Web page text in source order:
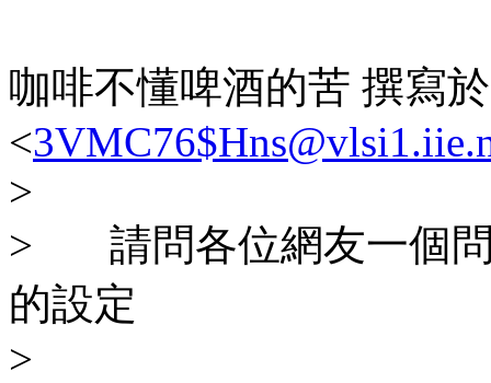
咖啡不懂啤酒的苦 撰寫
<
>
> 請問各位網友一個問
的設定
>